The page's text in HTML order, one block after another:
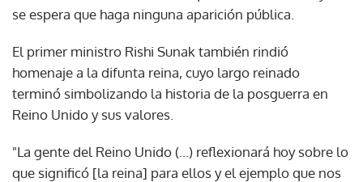
se espera que haga ninguna aparición pública.
El primer ministro Rishi Sunak también rindió
homenaje a la difunta reina, cuyo largo reinado
terminó simbolizando la historia de la posguerra en
Reino Unido y sus valores.
"La gente del Reino Unido (...) reflexionará hoy sobre lo
que significó [la reina] para ellos y el ejemplo que nos